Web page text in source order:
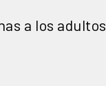
a los adultos